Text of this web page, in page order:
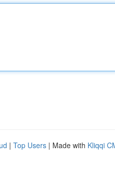
| Top Users | Made with Kliqqi